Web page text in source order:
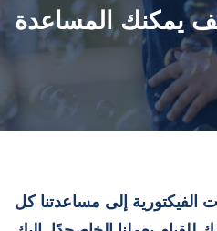
يمكنك المساعدة
الفيكتورية إلى مساعدتنا كل